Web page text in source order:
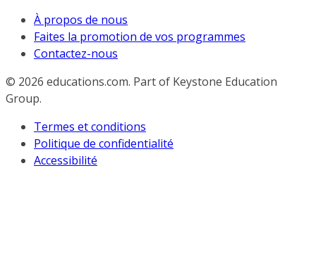
À propos de nous
Faites la promotion de vos programmes
Contactez-nous
© 2026 educations.com. Part of Keystone Education
Group.
Termes et conditions
Politique de confidentialité
Accessibilité